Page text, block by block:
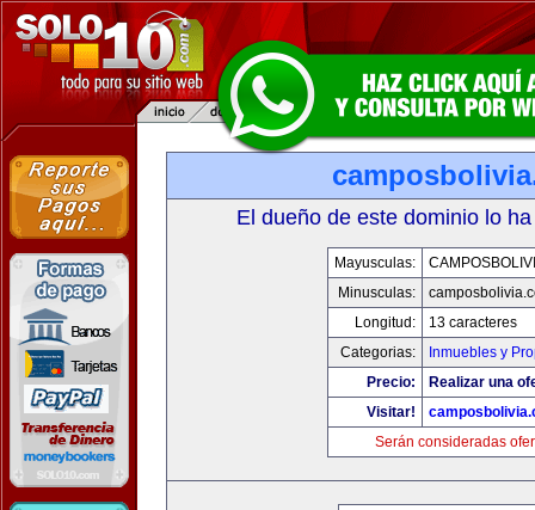
El dueño de este dominio lo
Mayusculas:
Minusculas:
Longitud:
13 caracteres
Categorias:
Inmuebles y
Precio:
Realizar una
Visitar!
Serán consideradas